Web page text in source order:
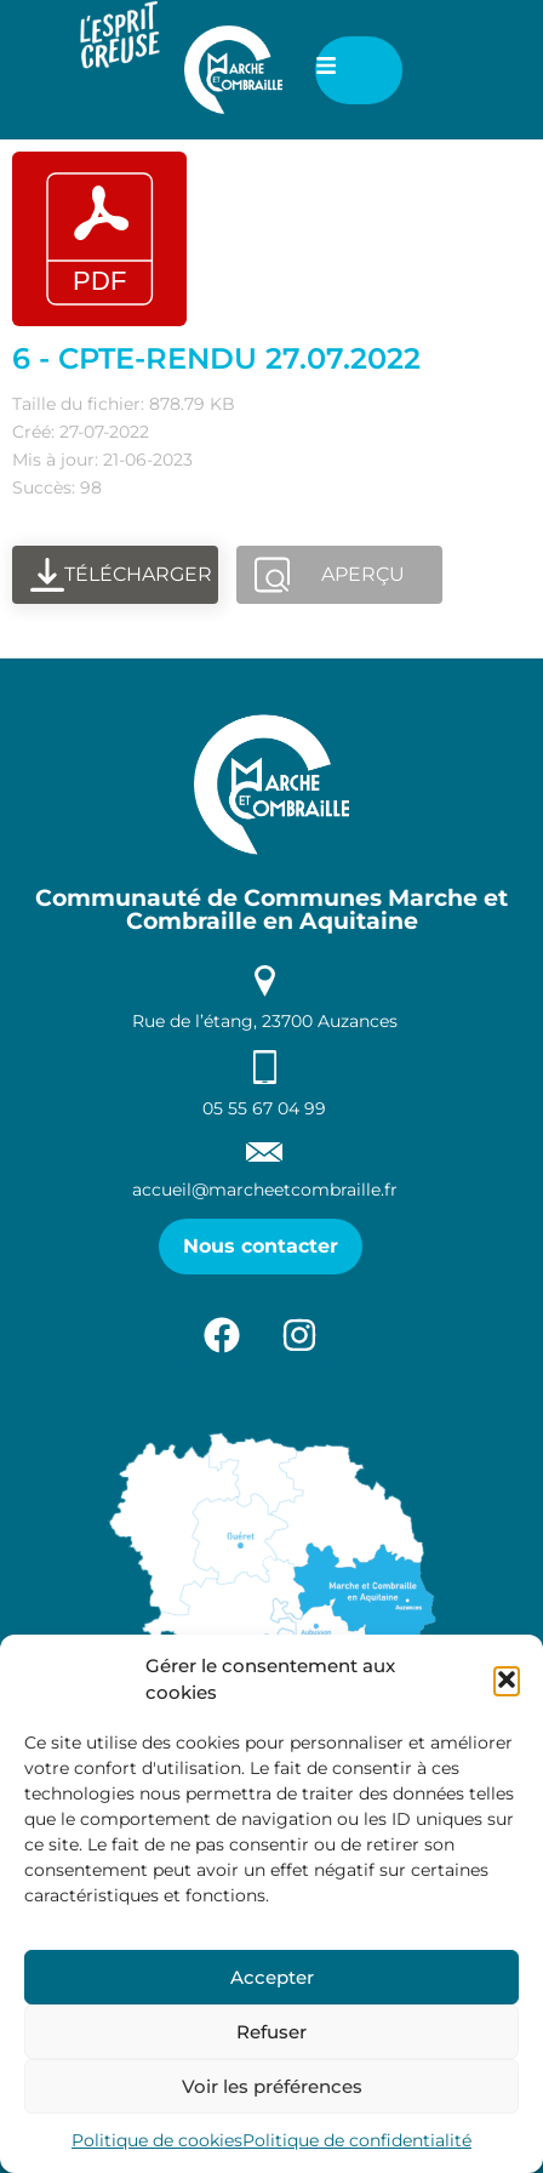
Gérer le consentement aux
cookies
Ce site utilise des cookies pour personnaliser et améliorer
votre confort d'utilisation. Le fait de consentir à ces
technologies nous permettra de traiter des données telles
que le comportement de navigation ou les ID uniques sur
ce site. Le fait de ne pas consentir ou de retirer son
consentement peut avoir un effet négatif sur certaines
caractéristiques et fonctions.
Accepter
Refuser
Voir les préférences
Politique de cookiesPolitique de confidentialité
6 - CPTE-RENDU 27.07.2022
Taille du fichier: 878.79 KB
Créé: 27-07-2022
Mis à jour: 21-06-2023
Succès: 98
TÉLÉCHARGER APERÇU
Communauté de Communes Marche et
Combraille en Aquitaine
Rue de l’étang, 23700 Auzances
05 55 67 04 99
accueil@marcheetcombraille.fr
Nous contacter
A propos
Site officiel de la Communauté de Communes
Marche et Combraille en Aquitaine
Horaires d’ouverture :
9:00 – 12:00 / 14:00 – 17:00
Vendredi: 9:00 – 12:00
Mentions Légales–Politique des cookies
Marche et Combraille